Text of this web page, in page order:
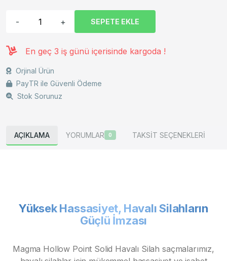
- + SEPETE EKLE
En geç 3 iş günü içerisinde kargoda !
Orjinal Ürün
PayTR ile Güvenli Ödeme
Stok Sorunuz
AÇIKLAMA YORUMLAR 0 TAKSİT SEÇENEKLERİ
Yüksek Hassasiyet, Havalı Silahların
Güçlü İmzası
Magma Hollow Point Solid Havalı Silah saçmalarımız,